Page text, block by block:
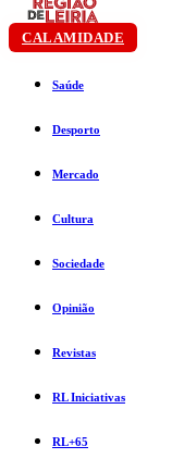
CALAMIDADE
Saúde
Desporto
Mercado
Cultura
Sociedade
Opinião
Revistas
RL Iniciativas
RL+65